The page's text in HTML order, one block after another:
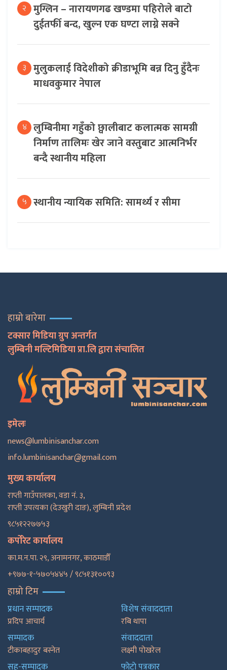
२ मुग्लिन – नारायणगढ खण्डमा पहिरोले बाटो
दुईतर्फी बन्द, खुल्न एक घण्टा लाग्ने सक्ने
३ मुलुकलाई विदेशीको क्रीडाभूमि बन्न दिनु हुँदैनः
माधवकुमार नेपाल
४ लुम्बिनीमा गहुँको छ्वालीबाट कलात्मक सामग्री
निर्माण तालिमः खेर जाने वस्तुबाट आत्मनिर्भर
बन्दै स्थानीय महिला
५ स्थानीय न्यायिक समिति: सामर्थ्य र सीमा
हाम्रो बारेमा
टक्सार मिडिया ग्रुप अन्तर्गत
लुम्बिनी मल्टिमिडिया प्रा.लि द्वारा संचालित
इमेलः
news@lumbinisanchar.com
info.lumbinisanchar@gmail.com
मुख्य कार्यालय
राप्ती गाउँपालका, वडा नं. ३,
राप्ती उपत्यका (देउखुरी दाङ), लुम्बिनी प्रदेश
९८५१२२७७५३
कर्पोरेट कार्यालय
का.म.न.पा. २९, अनामनगर, काठमाडाैँ
+९७७-१-५७०५४४५ / ९८५१३१००९३
हाम्रो टिम
प्रधान सम्पादक
प्रदिप आचार्य
सम्पादक
टीकाबहादुर बस्नेत
विशेष संवाददाता
रबि थापा
संवाददाता
लक्ष्मी पोखरेल